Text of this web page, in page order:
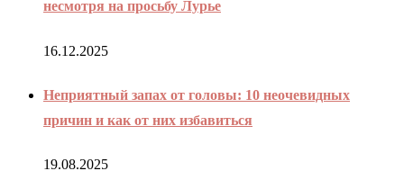
несмотря на просьбу Лурье
16.12.2025
Неприятный запах от головы: 10 неочевидных
причин и как от них избавиться
19.08.2025